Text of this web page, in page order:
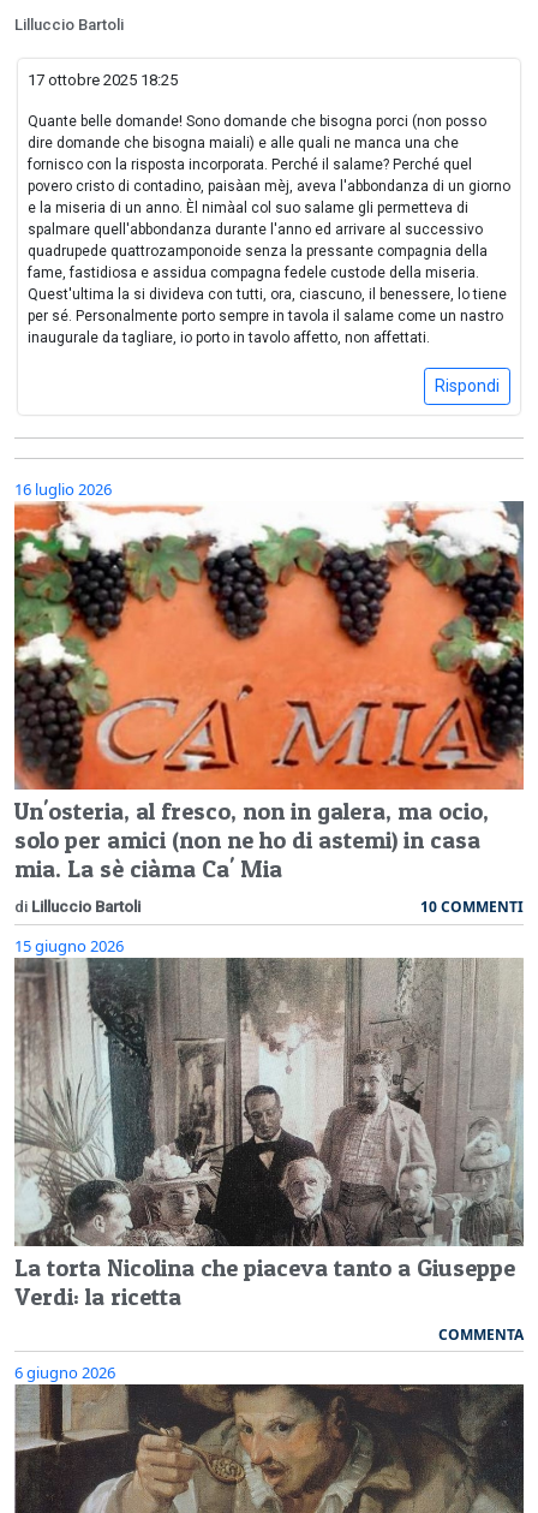
Lilluccio Bartoli
17 ottobre 2025 18:25
Quante belle domande! Sono domande che bisogna porci (non posso
dire domande che bisogna maiali) e alle quali ne manca una che
fornisco con la risposta incorporata. Perché il salame? Perché quel
povero cristo di contadino, paisàan mèj, aveva l'abbondanza di un giorno
e la miseria di un anno. Èl nimàal col suo salame gli permetteva di
spalmare quell'abbondanza durante l'anno ed arrivare al successivo
quadrupede quattrozamponoide senza la pressante compagnia della
fame, fastidiosa e assidua compagna fedele custode della miseria.
Quest'ultima la si divideva con tutti, ora, ciascuno, il benessere, lo tiene
per sé. Personalmente porto sempre in tavola il salame come un nastro
inaugurale da tagliare, io porto in tavolo affetto, non affettati.
Rispondi
16 luglio 2026
Un'osteria, al fresco, non in galera, ma ocio,
solo per amici (non ne ho di astemi) in casa
mia. La sè ciàma Ca' Mia
di Lilluccio Bartoli 10 COMMENTI
15 giugno 2026
La torta Nicolina che piaceva tanto a Giuseppe
Verdi: la ricetta
COMMENTA
6 giugno 2026